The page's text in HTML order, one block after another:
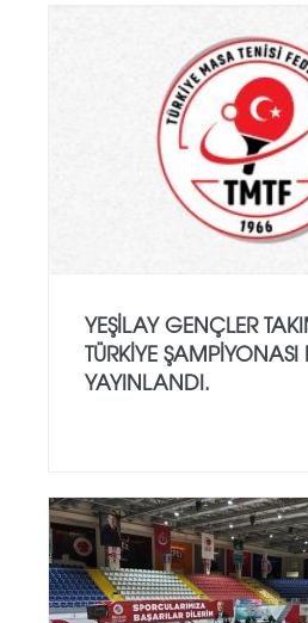
YEŞILAY GENÇLER
TÜRKIYE ŞAMPIYONASI
YAYINLANDI.